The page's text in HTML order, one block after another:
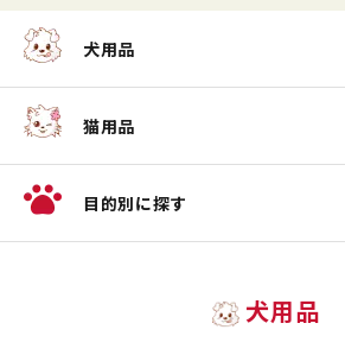
犬用品
猫用品
目的別に探す
犬用品